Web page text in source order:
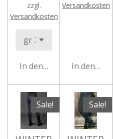
zzgl.
Versandkosten
In den Warenkorb
Versandkosten
In den
Sale! Sale!